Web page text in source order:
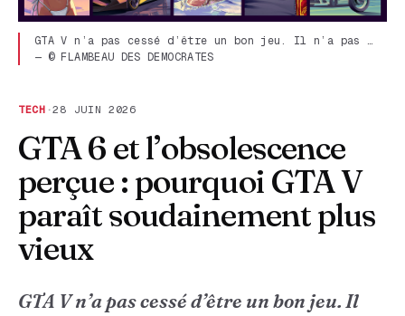
GTA V n’a pas cessé d’être un bon jeu. Il n’a pas …
— © FLAMBEAU DES DEMOCRATES
TECH ·28 JUIN 2026
GTA 6 et l’obsolescence
perçue : pourquoi GTA V
paraît soudainement plus
vieux
GTA V n’a pas cessé d’être un bon jeu. Il